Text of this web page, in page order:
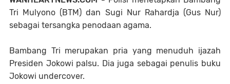
Tri Mulyono (BTM) dan Sugi Nur Rahardja (Gus Nur)
sebagai tersangka penodaan agama.
Bambang Tri merupakan pria yang menuduh ijazah
Presiden Jokowi palsu. Dia juga sebagai penulis buku
Jokowi undercover.